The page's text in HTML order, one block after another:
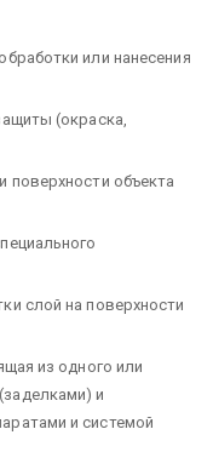
или нанесения
(окраска,
поверхности объекта
слой на поверхности
из одного или
и
и системой